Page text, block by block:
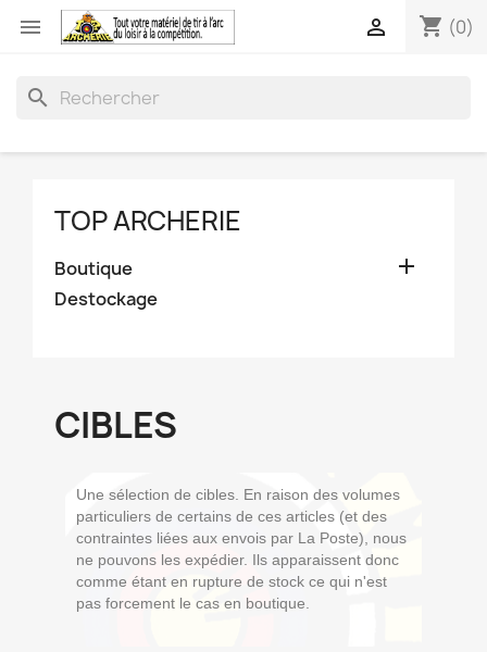
 shopping_cart (0)

search
TOP ARCHERIE
Boutique 
Destockage
CIBLES
Une sélection de cibles. En raison des volumes
particuliers de certains de ces articles (et des
contraintes liées aux envois par La Poste), nous
ne pouvons les expédier. Ils apparaissent donc
comme étant en rupture de stock ce qui n'est
pas forcement le cas en boutique.